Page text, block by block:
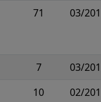
71 03/
7
03/
10
02/